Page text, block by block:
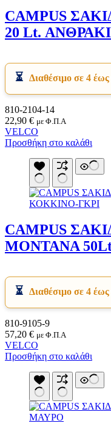
Είδη
CAMPUS
20 Lt.
Διαθέσιμο σε 4
810-2104-14
22,90 € με Φ.Π.Α
VELCO
Προσθήκη στο καλάθι
CAMPUS
MONTANA
Διαθέσιμο σε 4
810-9105-9
57,20 € με Φ.Π.Α
VELCO
Προσθήκη στο καλάθι